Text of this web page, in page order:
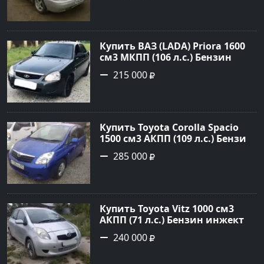
Авторынок23
Купить ВАЗ (LADA) Priora 1600
см3 МКПП (106 л.с.) Бензин
инжектор в Темрюк : цвет
Серый Седан 2014 года по цене
215 000
Купить Toyota Corolla Spacio
1500 см3 АКПП (109 л.с.) Бензин
инжектор в Новороссийск:
цвет синий Минивэн 2002 года
Авторынок23
285 000
Купить Toyota Vitz 1000 см3
АКПП (71 л.с.) Бензин инжектор
в Раевская: цвет Серебристый
Хетчбэк 2005 года по цене
240 000